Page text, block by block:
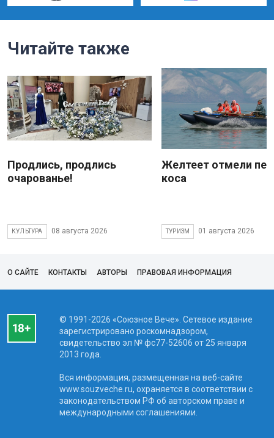
Читайте также
Продлись, продлись
очарованье!
КУЛЬТУРА 08 августа 2026
Желтеет отмели
коса
ТУРИЗМ 01 августа 2026
О САЙТЕ КОНТАКТЫ АВТОРЫ ПРАВОВАЯ ИНФОРМАЦИЯ
© 1991-2026 «Союзное Вече». Сетевое издание
зарегистрировано роскомнадзором,
свидетельство эл № фc77-52606 от 25 января
2013 года.
Вся информация, размещенная на веб-сайте
www.souzveche.ru, охраняется в соответствии с
законодательством РФ об авторском праве и
международными соглашениями.